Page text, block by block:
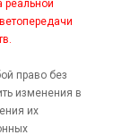
реальной
право без
изменения в
их